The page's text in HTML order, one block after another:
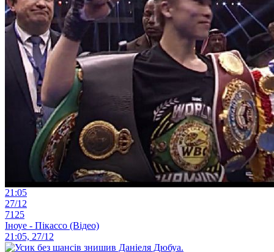
21:05
27/12
7125
Іноуе - Пікассо (Відео)
21:05, 27/12